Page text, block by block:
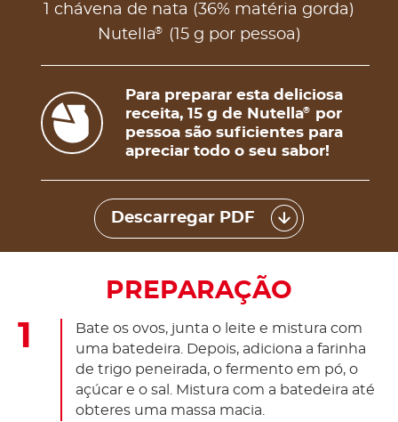
1 chávena de nata (36% matéria gorda)
Nutella® (15 g por pessoa)
Para preparar esta deliciosa
receita, 15 g de Nutella®
por
pessoa são suficientes para
apreciar todo o seu sabor!
Descarregar PDF
PREPARAÇÃO
Bate os ovos, junta o leite e mistura com
uma batedeira. Depois, adiciona a farinha
de trigo peneirada, o fermento em pó, o
açúcar e o sal. Mistura com a batedeira até
obteres uma massa macia.